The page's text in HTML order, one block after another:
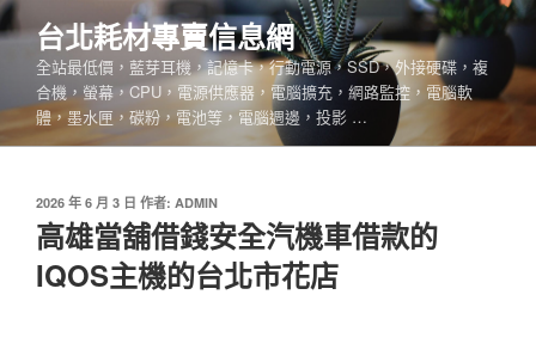
跳
至
內
台北耗材專賣信息網
全站最低價，藍芽耳機，記憶卡，行動電源，SSD，外接硬碟，複
合機，螢幕，CPU，電源供應器，電腦擴充，網路監控，電腦軟
體，墨水匣，碳粉，電池等，電腦週邊，投影 …
發
佈
於
2026 年 6 月 3 日 作者: ADMIN
高雄當舖借錢安全汽機車借款的
IQOS主機的台北市花店